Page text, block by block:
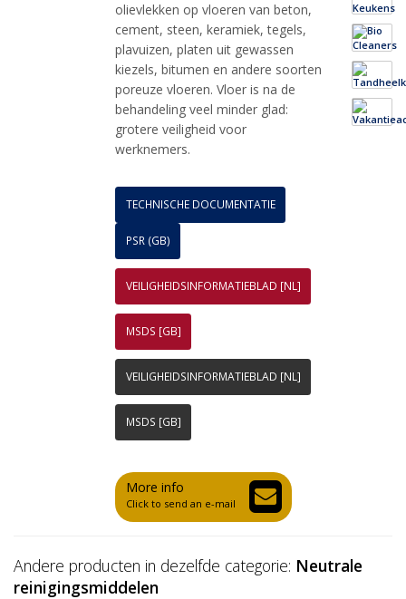
olievlekken op vloeren van beton,
cement, steen, keramiek, tegels,
plavuizen, platen uit gewassen
kiezels, bitumen en andere soorten
poreuze vloeren. Vloer is na de
behandeling veel minder glad:
grotere veiligheid voor
werknemers.
TECHNISCHE DOCUMENTATIE
PSR (GB)
VEILIGHEIDSINFORMATIEBLAD [NL]
MSDS [GB]
VEILIGHEIDSINFORMATIEBLAD [NL]
MSDS [GB]
More info
Click to send an e-mail
Andere producten in dezelfde categorie: Neutrale
reinigingsmiddelen